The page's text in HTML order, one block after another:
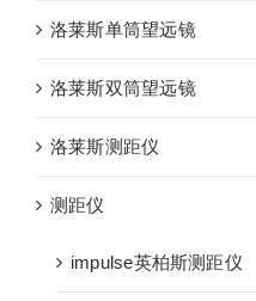
洛莱斯单筒望远镜
洛莱斯双筒望远镜
洛莱斯测距仪
测距仪
impulse英柏斯测距仪